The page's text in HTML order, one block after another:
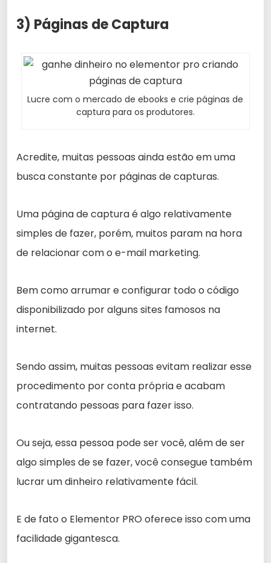
3) Páginas de Captura
Lucre com o mercado de ebooks e crie páginas de
captura para os produtores.
Acredite, muitas pessoas ainda estão em uma
busca constante por páginas de capturas.
Uma página de captura é algo relativamente
simples de fazer, porém, muitos param na hora
de relacionar com o e-mail marketing.
Bem como arrumar e configurar todo o código
disponibilizado por alguns sites famosos na
internet.
Sendo assim, muitas pessoas evitam realizar esse
procedimento por conta própria e acabam
contratando pessoas para fazer isso.
Ou seja, essa pessoa pode ser você, além de ser
algo simples de se fazer, você consegue também
lucrar um dinheiro relativamente fácil.
E de fato o Elementor PRO oferece isso com uma
facilidade gigantesca.